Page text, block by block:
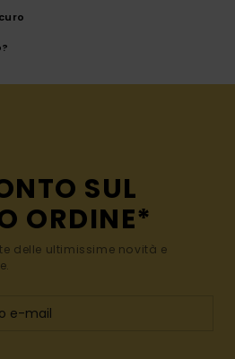
SUL
ORDINE*
delle ultimissime novità e